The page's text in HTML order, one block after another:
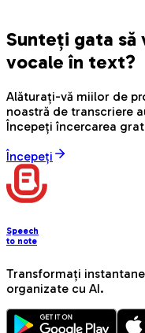
Sunteți gata să
vocale în text?
Alăturați-vă miilor de
noastră de transcriere
Începeți încercarea
Începeți
Speech
to note
Transformați
organizate cu AI.